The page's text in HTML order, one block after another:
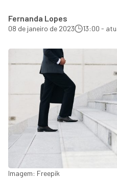
Fernanda Lopes
08 de janeiro de 2023 13:00 -
Imagem: Freepik